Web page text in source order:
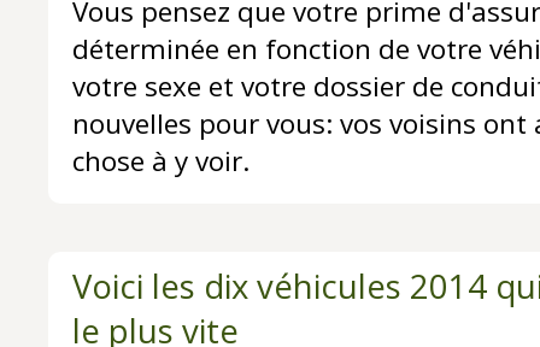
Vous pensez que votre prime
déterminée en fonction de votre
votre sexe et votre dossier de
nouvelles pour vous: vos voisins ont
chose à y voir.
Voici les dix véhicules 2014
le plus vite